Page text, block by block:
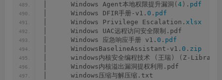
│      Windows Agent本地权限提升漏洞 ( 4 ) . pdf
│      Windows DFIR手册-v1. 0 . pdf
│      Windows Privilege Escalation. xlsx
│      Windows UAC远程访问安全限制.pdf
│      Windows 应急响应手册 v1. 0 . pdf
│      WindowsBaselineAssistant-v1. 0 . zip
│      windows内核安全编程技术
( 王瑞 ) ( Z-Library
│      Windows内核溢出漏洞提权利用.pdf
│      windows压缩与解压缩.txt